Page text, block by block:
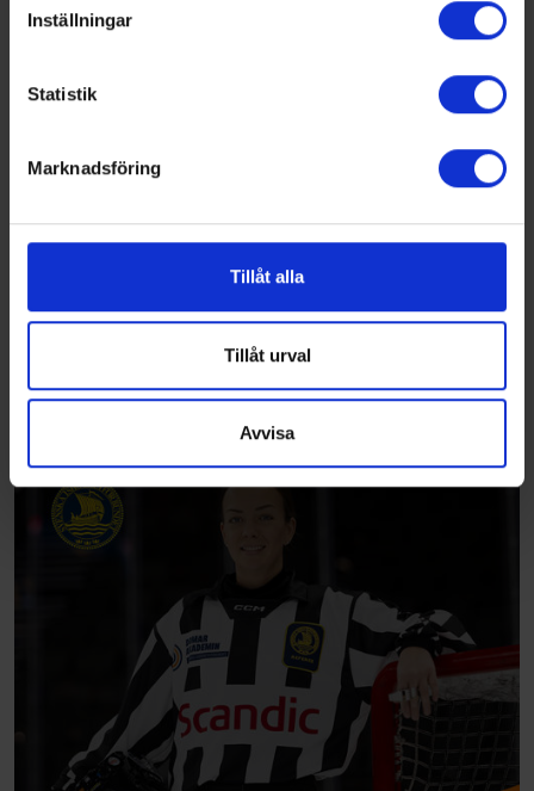
Ta reda på mer om hur dina personliga uppgifter
Du kan ändra eller dra tillbaka ditt samtycke när som
Vi använder enhetsidentifierare för att anpassa innehållet
för sociala medier och analysera vår trafik. Vi
vidarebefordrar även sådana identifierare och annan
annons- och analysföretag som vi samarbetar med.
Dessa kan i sin tur kombinera informationen med annan
samlat in när du har använt deras tjänster.
Inställningar
Statistik
Marknadsföring
Tillåt alla
Tillåt urval
Avvisa